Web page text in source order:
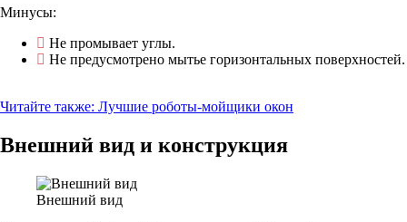
Минусы:
Не промывает углы.
Не предусмотрено мытье горизонтальных поверхностей.
Читайте также: Лучшие роботы-мойщики окон
Внешний вид и конструкция
Внешний вид